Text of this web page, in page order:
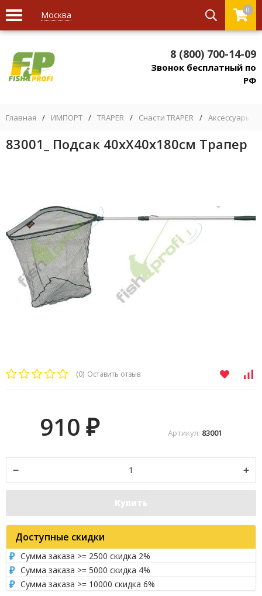
Москва 0
8 (800) 700-14-09
Звонок бесплатный по
РФ
Главная / ИМПОРТ / TRAPER / Снасти TRAPER / Аксессуары,
83001_ Подсак 40хХ40х180см Трапер
(0) Оставить отзыв
Артикул: 83001
910 ₽
Купить
Доступные скидки
Сумма заказа >= 2500 скидка 2%
Сумма заказа >= 5000 скидка 4%
Сумма заказа >= 10000 скидка 6%